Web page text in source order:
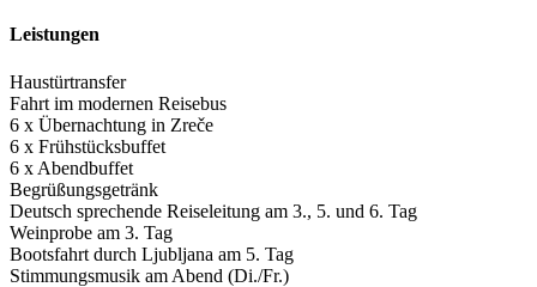
Leistungen
Haustürtransfer
Fahrt im modernen Reisebus
6 x Übernachtung in Zreče
6 x Frühstücksbuffet
6 x Abendbuffet
Begrüßungsgetränk
Deutsch sprechende Reiseleitung am 3., 5. und 6. Tag
Weinprobe am 3. Tag
Bootsfahrt durch Ljubljana am 5. Tag
Stimmungsmusik am Abend (Di./­Fr.)